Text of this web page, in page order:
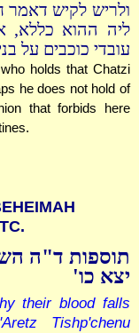
ולריש לקיש דאמר
ליה ההוא כללא,
עובדי כוכבים על
holds that Chatzi
he does not hold of
that forbids here
תוספות ד"ה
יצא כו'
their blood falls
Tishp'chenu